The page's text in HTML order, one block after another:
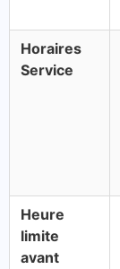
Horaires
Service
Heure
limite
avant